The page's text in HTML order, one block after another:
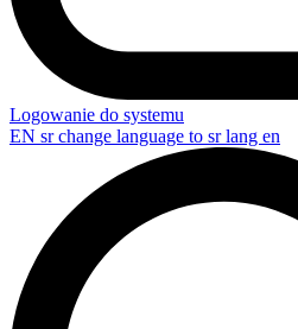
Logowanie do systemu
EN sr change language to sr lang en